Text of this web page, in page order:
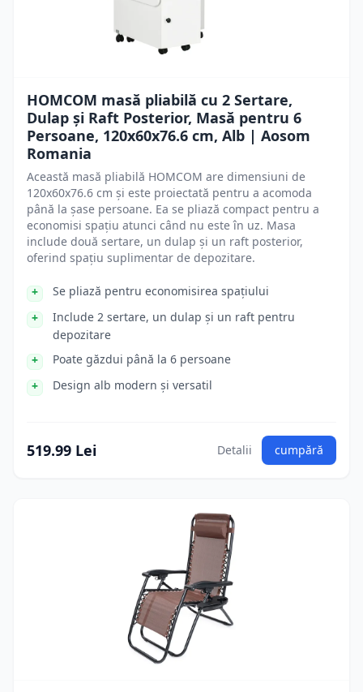
HOMCOM masă pliabilă cu 2 Sertare,
Dulap și Raft Posterior, Masă pentru 6
Persoane, 120x60x76.6 cm, Alb | Aosom
Romania
Această masă pliabilă HOMCOM are dimensiuni de
120x60x76.6 cm și este proiectată pentru a acomoda
până la șase persoane. Ea se pliază compact pentru a
economisi spațiu atunci când nu este în uz. Masa
include două sertare, un dulap și un raft posterior,
oferind spațiu suplimentar de depozitare.
Se pliază pentru economisirea spațiului
Include 2 sertare, un dulap și un raft pentru
depozitare
Poate găzdui până la 6 persoane
Design alb modern și versatil
519.99 Lei Detalii cumpără